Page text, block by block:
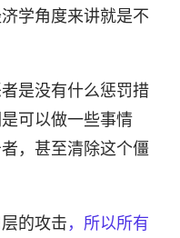
学角度来讲就是不
是没有什么惩罚措
可以做一些事情
，甚至清除这个僵
的攻击，所以所有